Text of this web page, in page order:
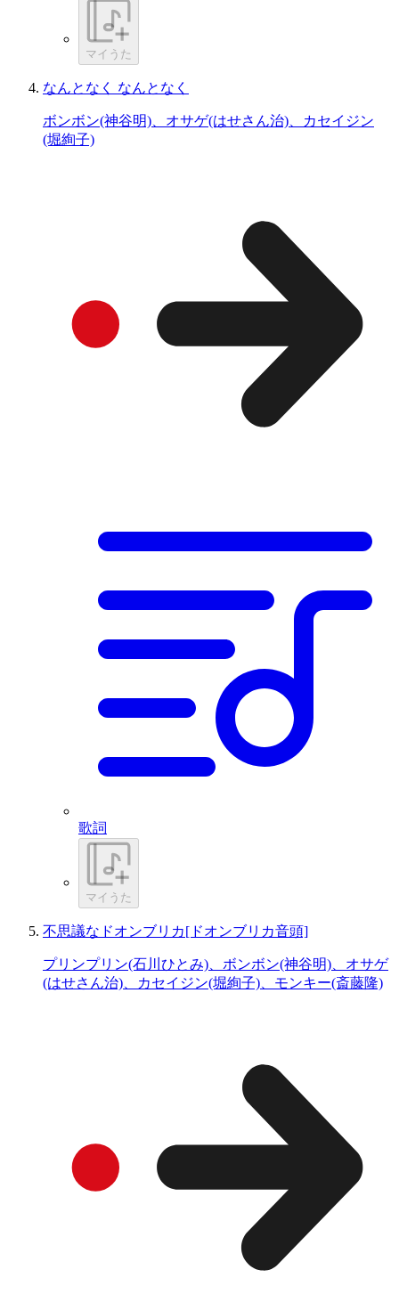
マイうた
なんとなく なんとなく
ボンボン(神谷明)、オサゲ(はせさん治)、カセイジン
(堀絢子)
歌詞
マイうた
不思議なドオンブリカ[ドオンブリカ音頭]
プリンプリン(石川ひとみ)、ボンボン(神谷明)、オサゲ
(はせさん治)、カセイジン(堀絢子)、モンキー(斎藤隆)